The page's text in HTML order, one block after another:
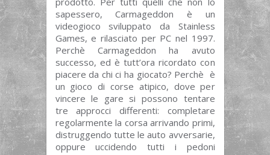
sapessero, Carmageddon è un
videogioco sviluppato da Stainless
Games, e rilasciato per PC nel 1997.
Perchè Carmageddon ha avuto
successo, ed è tutt’ora ricordato con
piacere da chi ci ha giocato? Perchè è
un gioco di corse atipico, dove per
vincere le gare si possono tentare
tre approcci differenti: completare
regolarmente la corsa arrivando primi,
distruggendo tutte le auto avversarie,
oppure uccidendo tutti i pedoni